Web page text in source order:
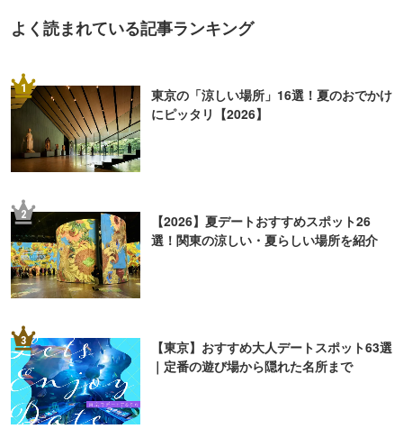
よく読まれている記事ランキング
1
東京の「涼しい場所」16選！夏のおでかけ
にピッタリ【2026】
2
【2026】夏デートおすすめスポット26
選！関東の涼しい・夏らしい場所を紹介
3
【東京】おすすめ大人デートスポット63選
｜定番の遊び場から隠れた名所まで